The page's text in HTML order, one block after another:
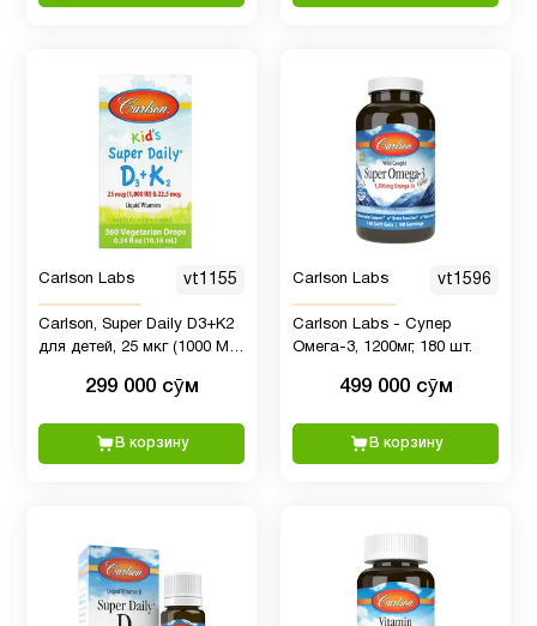
Омега-3
2
Система
пищеварение
питание
Средства
2
Фолиевая
кислота
4
Carlson Labs vt1155
Carlson, Super Daily D3+K2
для детей, 25 мкг (1000 МЕ)
299 000 сӯм
В корзину
Carlson Labs vt1596
Carlson Labs - Супер
Омега-3, 1200мг, 180 шт.
499 000 сӯм
В корзину